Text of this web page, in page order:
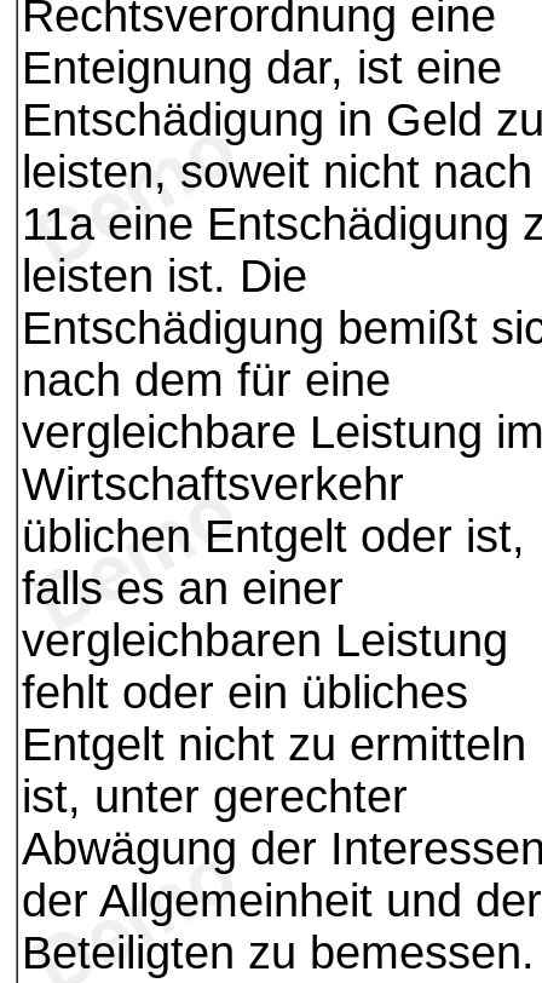
Rechtsverordnung eine
Enteignung dar, ist eine
Entschädigung in Geld
leisten, soweit nicht
11a eine Entschädigung
leisten ist. Die
Entschädigung bemißt
nach dem für eine
vergleichbare Leistung
Wirtschaftsverkehr
üblichen Entgelt oder ist,
falls es an einer
vergleichbaren Leistung
fehlt oder ein übliches
Entgelt nicht zu ermitteln
ist, unter gerechter
Abwägung der
der Allgemeinheit und der
Beteiligten zu bemessen.